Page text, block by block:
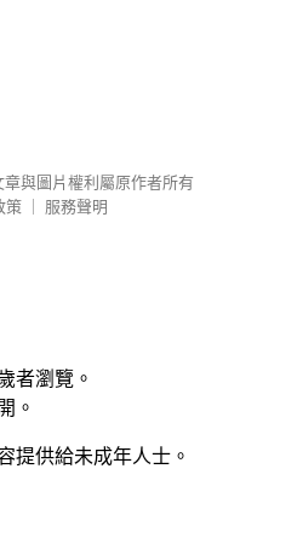
章與圖片權利屬原作者所有
策
服務聲明
者瀏覽。
。
提供給未成年人士。